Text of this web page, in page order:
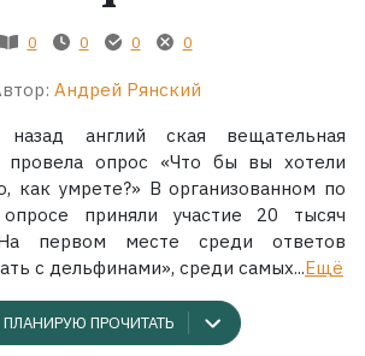
0 0 0 0
Андрей Рянский
англий ская вещательная
провела опрос «Что бы вы хотели
как умрете?» В организованном по
приняли участие 20 тысяч
На первом месте среди ответов
с дельфинами», среди самых...Ещё
ПЛАНИРУЮ ПРОЧИТАТЬ